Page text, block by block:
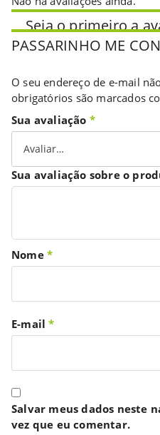
Seja o primeiro a
PASSARINHO ME
O seu endereço de e-mail
obrigatórios são marcados
Sua avaliação *
Sua avaliação sobre o
Nome *
E-mail*
Salvar meus dados neste
vez que eu comentar.